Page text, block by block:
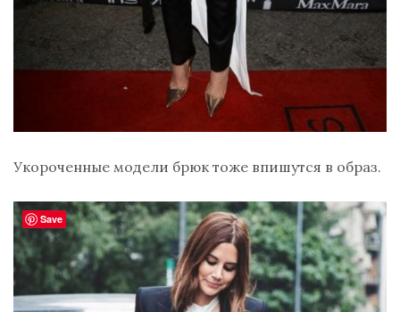
Укороченные модели брюк тоже впишутся в образ.
Save